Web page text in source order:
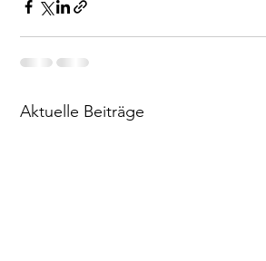
Aktuelle Beiträge